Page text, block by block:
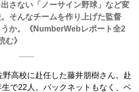
さない「ノーサイン野球」など変
そんなチームを作り上げた監督
か。《NumberWebレポート全2
む》
高校に赴任した藤井朋樹さん。赴
で22人。バックネットもなく、ベ